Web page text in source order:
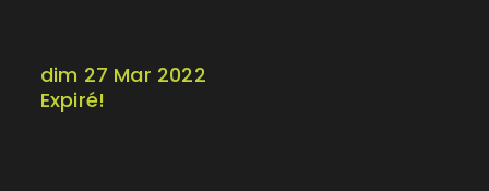
dim 27 Mar 2022
Expiré!